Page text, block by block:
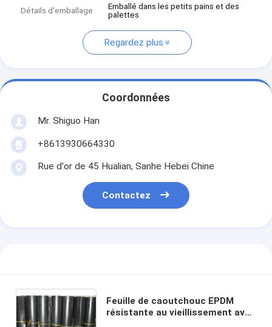
Détails d'emballage
Emballé dans les petits pains et des
palettes
Regardez plus
Coordonnées
Mr. Shiguo Han
+8613930664330
Rue d'or de 45 Hualian, Sanhe Hebei Chine
Contactez
Feuille de caoutchouc EPDM
résistante au vieillissement avec